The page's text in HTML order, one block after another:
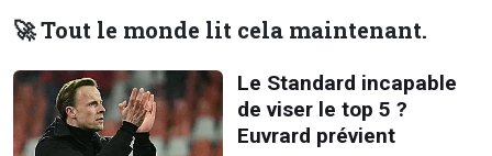
🚀 Tout le monde lit cela maintenant.
Le Standard incapable
de viser le top 5 ?
Euvrard prévient